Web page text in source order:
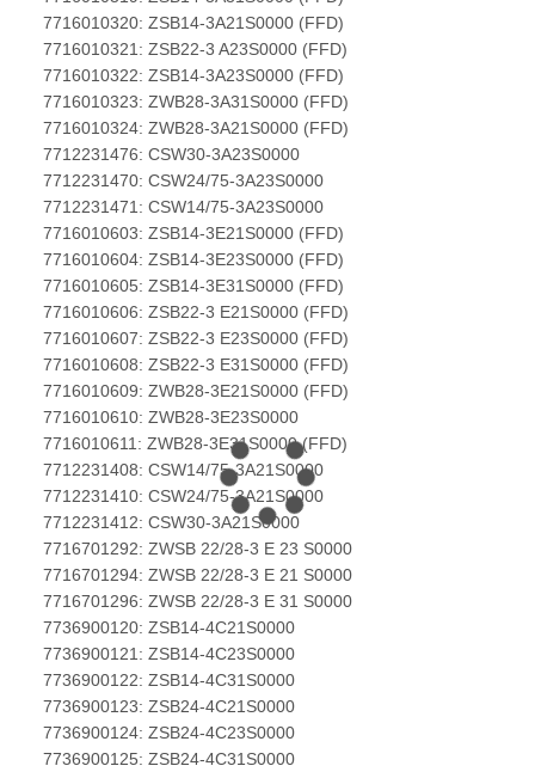
7716010320: ZSB14-3A21S0000 (FFD)
7716010321: ZSB22-3 A23S0000 (FFD)
7716010322: ZSB14-3A23S0000 (FFD)
7716010323: ZWB28-3A31S0000 (FFD)
7716010324: ZWB28-3A21S0000 (FFD)
7712231476: CSW30-3A23S0000
7712231470: CSW24/75-3A23S0000
7712231471: CSW14/75-3A23S0000
7716010603: ZSB14-3E21S0000 (FFD)
7716010604: ZSB14-3E23S0000 (FFD)
7716010605: ZSB14-3E31S0000 (FFD)
7716010606: ZSB22-3 E21S0000 (FFD)
7716010607: ZSB22-3 E23S0000 (FFD)
7716010608: ZSB22-3 E31S0000 (FFD)
7716010609: ZWB28-3E21S0000 (FFD)
7716010610: ZWB28-3E23S0000
7716010611: ZWB28-3E31S0000 (FFD)
7712231408: CSW14/75-3A21S0000
7712231410: CSW24/75-3A21S0000
7712231412: CSW30-3A21S0000
7716701292: ZWSB 22/28-3 E 23 S0000
7716701294: ZWSB 22/28-3 E 21 S0000
7716701296: ZWSB 22/28-3 E 31 S0000
7736900120: ZSB14-4C21S0000
7736900121: ZSB14-4C23S0000
7736900122: ZSB14-4C31S0000
7736900123: ZSB24-4C21S0000
7736900124: ZSB24-4C23S0000
7736900125: ZSB24-4C31S0000